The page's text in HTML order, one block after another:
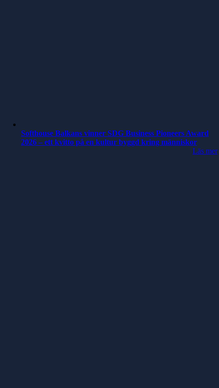
Softhouse Balkans vinner SDG Business Pioneers Award
2026 – ett kvitto på en kultur byggd kring människor
Läs mer